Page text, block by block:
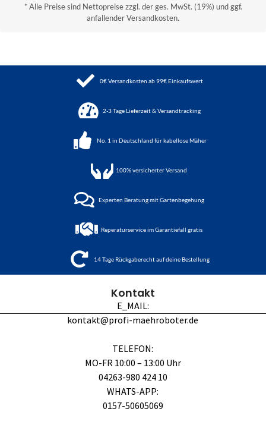
* Alle Preise sind Nettopreise zzgl. der ges. MwSt. (19%) und ggf.
anfallender Versandkosten.
0€ Versandkosten ab 99€ Einkaufswert
2-3 Tage Lieferzeit & Versandtracking
No. 1 in Deutschland für kabellose Mäher
100%versicherter Versand
Experten Beratung mit Gartenbegehung
Reperaturservice im Garantiefall gratis
14 Tage Rückgaberecht auf deine Bestellung
Kontakt
E_MAIL:
kontakt@profi-maehroboter.de
TELEFON:
MO-FR 10:00 – 13:00 Uhr
04263-980 424 10
WHATS-APP:
0157-50605069